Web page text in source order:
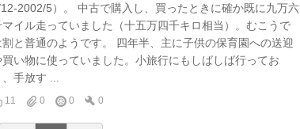
2002/5）。 中古で購入し、買ったときに確か既に九万六
マイル走っていました（十五万四千キロ相当）。むこうで
割と普通のようです。 四年半、主に子供の保育園への送迎
買い物に使っていました。小旅行にもしばしば行ってお
手放す ...
11 0 0 0